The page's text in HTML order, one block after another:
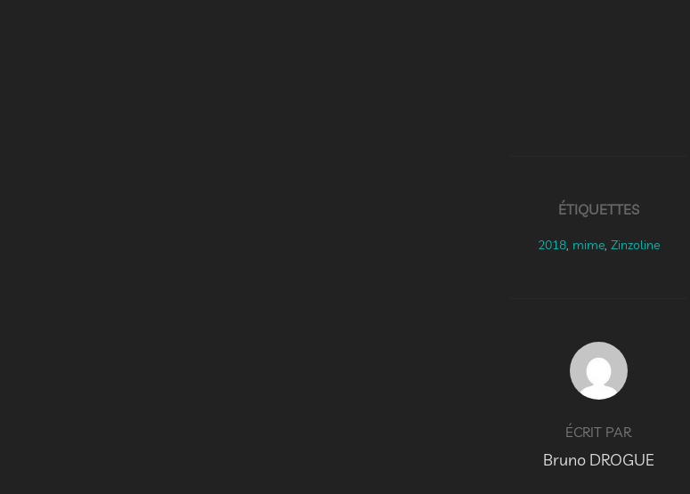
ÉTIQUETTES
2018, mime, Zinzoline
AUTEUR DE LA PUBLICATION
ÉCRIT PAR
Bruno DROGUE